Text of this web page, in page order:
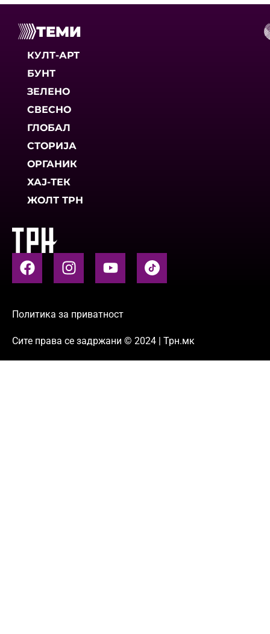
ТЕМИ
КУЛТ-АРТ
БУНТ
ЗЕЛЕНО
СВЕСНО
ГЛОБАЛ
СТОРИЈА
ОРГАНИК
ХАЈ-ТЕК
ЖОЛТ ТРН
Политика за приватност
Сите права се задржани © 2024 | Трн.мк